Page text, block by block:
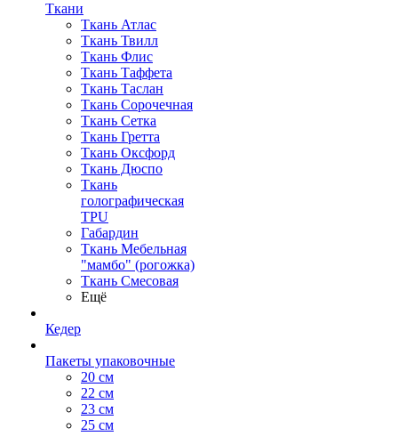
Ткани
Ткань Атлас
Ткань Твилл
Ткань Флис
Ткань Таффета
Ткань Таслан
Ткань Сорочечная
Ткань Сетка
Ткань Гретта
Ткань Оксфорд
Ткань Дюспо
Ткань
голографическая
TPU
Габардин
Ткань Мебельная
"мамбо" (рогожка)
Ткань Смесовая
Ещё
Кедер
Пакеты упаковочные
20 см
22 см
23 см
25 см